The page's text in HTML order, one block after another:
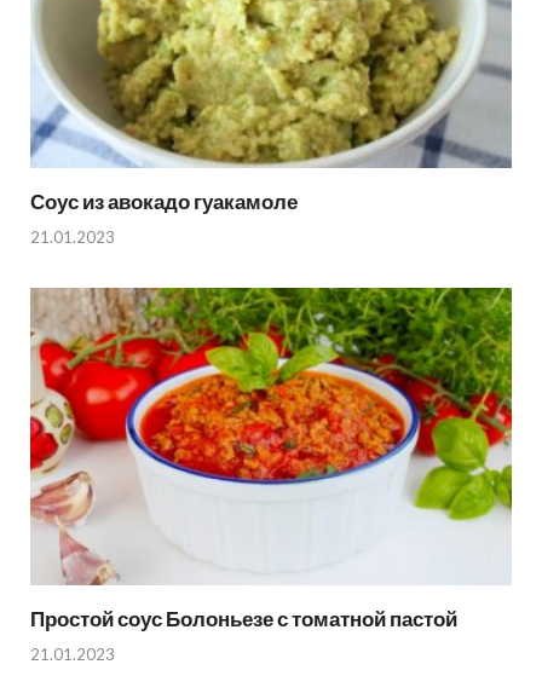
Соус из авокадо гуакамоле
21.01.2023
Простой соус Болоньезе с томатной пастой
21.01.2023